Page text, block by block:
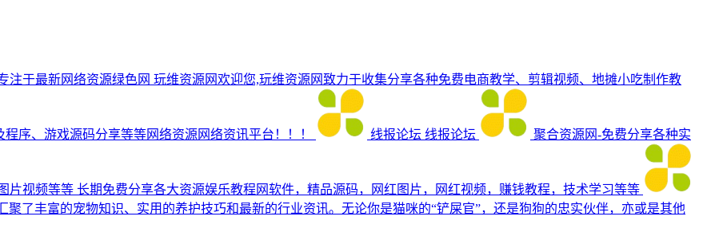
注于最新网络资源绿色网 玩维资源网欢迎您,玩维资源网致力于收集分享各种免费电商教学、剪辑视频、地摊小吃制作教
序、游戏源码分享等等网络资源网络资讯平台！！！ 线报论坛 线报论坛 聚合资源网-免费分享各种实
片视频等等 长期免费分享各大资源娱乐教程网软件，精品源码，网红图片，网红视频，赚钱教程，技术学习等等
了丰富的宠物知识、实用的养护技巧和最新的行业资讯。无论你是猫咪的“铲屎官”，还是狗狗的忠实伙伴，亦或是其他